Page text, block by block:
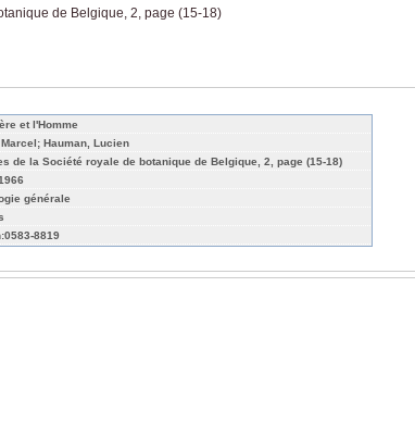
de Belgique, 2, page (15-18)
et l'Homme
Hauman, Lucien
de la Société royale de botanique de Belgique, 2, page (15-18)
générale
8819